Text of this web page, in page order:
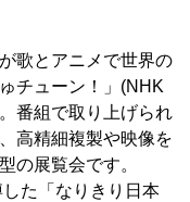
歌とアニメで世界の
チューン！」(NHK
番組で取り上げられ
高精細複製や映像を
の展覧会です。
た「なりきり日本